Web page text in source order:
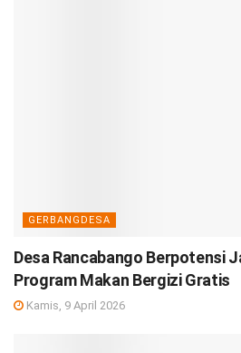
GERBANGDESA
Desa Rancabango Berpotensi
Program Makan Bergizi Gratis
Kamis, 9 April 2026